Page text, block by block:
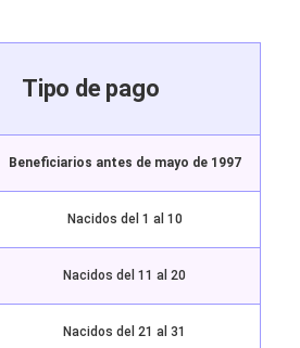
Tipo de pago
Beneficiarios antes de mayo de 1997
Nacidos del 1 al 10
Nacidos del 11 al 20
Nacidos del 21 al 31